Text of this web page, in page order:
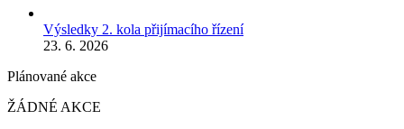
Výsledky 2. kola přijímacího řízení
23. 6. 2026
Plánované akce
ŽÁDNÉ AKCE